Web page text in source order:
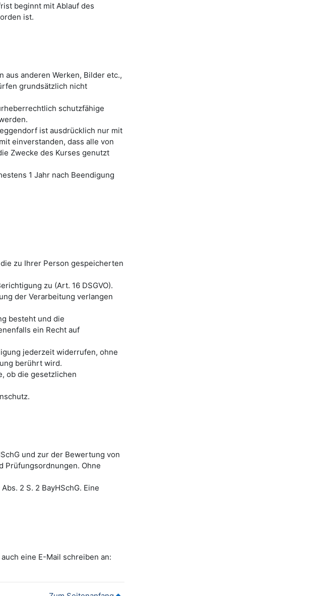
beginnt mit Ablauf des
ist.
aus anderen Werken, Bilder etc.,
grundsätzlich nicht
schutzfähige
ist ausdrücklich nur mit
einverstanden, dass alle von
Zwecke des Kurses genutzt
1 Jahr nach Beendigung
zu Ihrer Person gespeicherten
zu (Art. 16 DSGVO).
der Verarbeitung verlangen
besteht und die
ein Recht auf
jederzeit widerrufen, ohne
berührt wird.
ob die gesetzlichen
und zur der Bewertung von
Prüfungsordnungen. Ohne
2 S. 2 BayHSchG. Eine
auch eine E-Mail schreiben an: